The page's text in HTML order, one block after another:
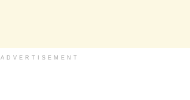
ADVERTISEMENT